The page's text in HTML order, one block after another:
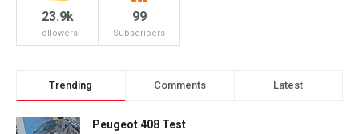
23.9k
Followers
99
Subscribers
Trending Comments Latest
Peugeot 408 Test